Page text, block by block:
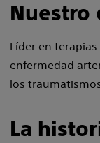
Nuestro
Líder en
enfermedad
los
La